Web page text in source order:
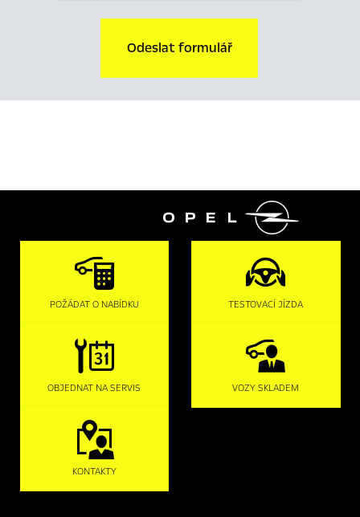
Odeslat formulář

POŽÁDAT O NABÍDKU TESTOVACÍ JÍZDA
OBJEDNAT NA SERVIS VOZY SKLADEM
KONTAKTY